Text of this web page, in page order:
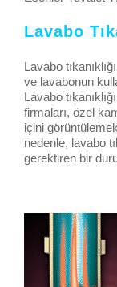
Lavabo
Lavabo
ve lavabonun
Lavabo
firmaları, özel
içini
nedenle, lavabo
gerektiren bir